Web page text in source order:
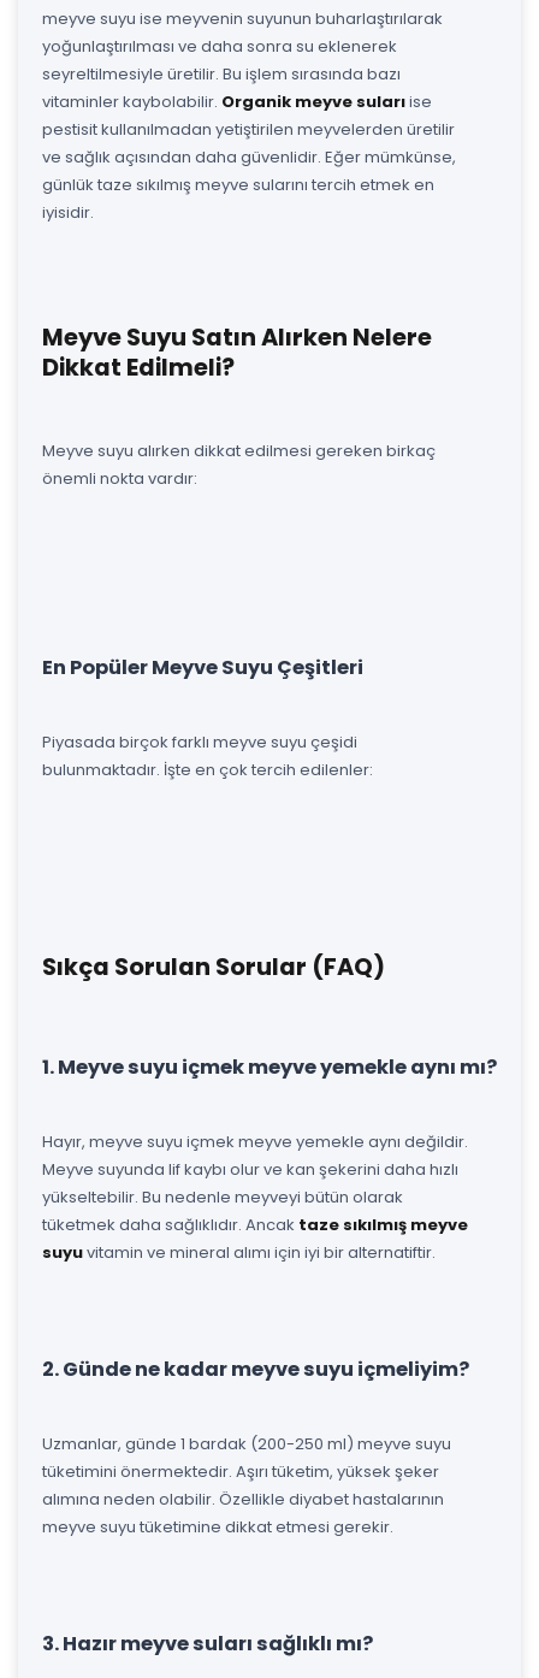
meyve suyu ise meyvenin suyunun buharlaştırılarak
yoğunlaştırılması ve daha sonra su eklenerek
seyreltilmesiyle üretilir. Bu işlem sırasında bazı
vitaminler kaybolabilir. Organik meyve sularıise
pestisit kullanılmadan yetiştirilen meyvelerden üretilir
ve sağlık açısından daha güvenlidir. Eğer mümkünse,
günlük taze sıkılmış meyve sularını tercih etmek en
iyisidir.
Meyve Suyu Satın Alırken Nelere
Dikkat Edilmeli?
Meyve suyu alırken dikkat edilmesi gereken birkaç
önemli nokta vardır:
En Popüler Meyve Suyu Çeşitleri
Piyasada birçok farklı meyve suyu çeşidi
bulunmaktadır. İşte en çok tercih edilenler:
Sıkça Sorulan Sorular (FAQ)
1. Meyve suyu içmek meyve yemekle aynı mı?
Hayır, meyve suyu içmek meyve yemekle aynı değildir.
Meyve suyunda lif kaybı olur ve kan şekerini daha hızlı
yükseltebilir. Bu nedenle meyveyi bütün olarak
tüketmek daha sağlıklıdır. Ancak taze sıkılmış meyve
suyuvitamin ve mineral alımı için iyi bir alternatiftir.
2. Günde ne kadar meyve suyu içmeliyim?
Uzmanlar, günde 1 bardak (200-250 ml) meyve suyu
tüketimini önermektedir. Aşırı tüketim, yüksek şeker
alımına neden olabilir. Özellikle diyabet hastalarının
meyve suyu tüketimine dikkat etmesi gerekir.
3. Hazır meyve suları sağlıklı mı?